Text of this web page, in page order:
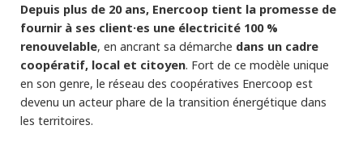
Depuis plus de 20 ans, Enercoop tient la promesse de
fournir à ses client·es une électricité 100 %
renouvelable, en ancrant sa démarche dans un cadre
coopératif, local et citoyen. Fort de ce modèle unique
en son genre, le réseau des coopératives Enercoop est
devenu un acteur phare de la transition énergétique dans
les territoires.